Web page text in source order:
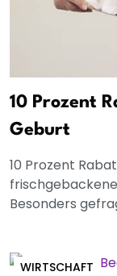
10 Prozent
Geburt
10 Prozent
Besonders
WIRTSCHAFT